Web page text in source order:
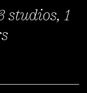
studios, 1